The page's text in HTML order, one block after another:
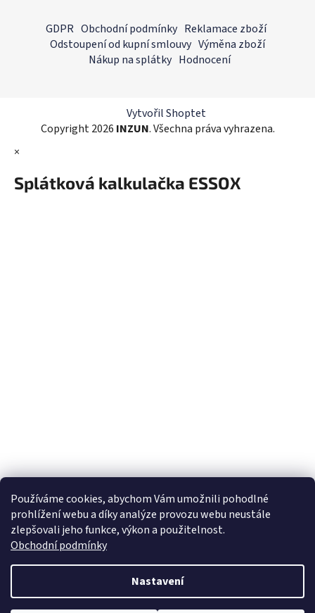
Používáme cookies, abychom Vám umožnili pohodlné
prohlížení webu a díky analýze provozu webu neustále
zlepšovali jeho funkce, výkon a použitelnost.
Obchodní podmínky
Nastavení
GDPR Obchodní podmínky Reklamace zboží
Odstoupení od kupní smlouvy Výměna zboží
Nákup na splátky Hodnocení
Vytvořil Shoptet
Copyright 2026 INZUN. Všechna práva vyhrazena.
×
Splátková kalkulačka ESSOX